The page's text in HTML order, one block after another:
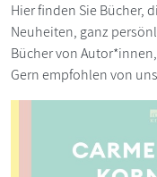
Hier finden Sie Bücher,
Neuheiten, ganz
Bücher von
Gern empfohlen von